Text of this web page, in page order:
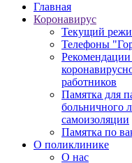
Главная
Коронавирус
Текущий
Телефоны
работников
Памятка для
больничного
самоизоляции
Памятка по
О поликлинике
О нас